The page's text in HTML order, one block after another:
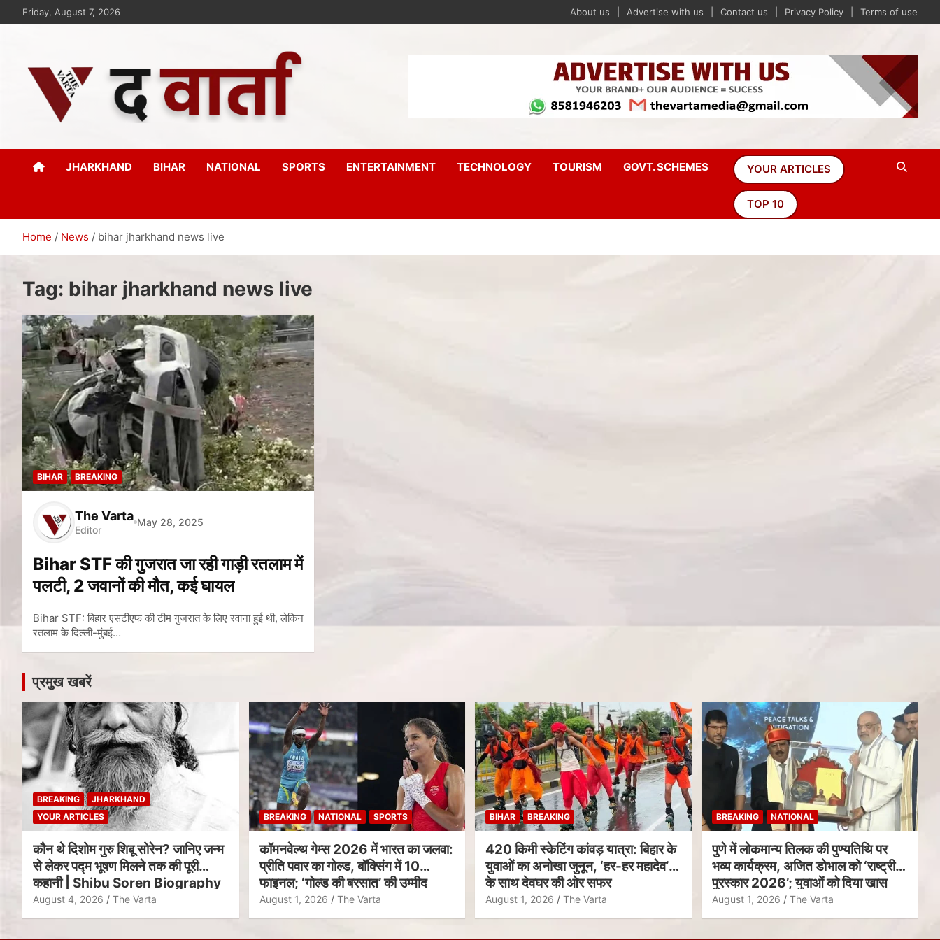
Friday, August 7, 2026 About us Advertise with us Contact us Privacy Policy Terms of use
The Varta
JHARKHAND BIHAR NATIONAL SPORTS ENTERTAINMENT TECHNOLOGY TOURISM GOVT. SCHEMES YOUR ARTICLES
TOP 10
Home News bihar jharkhand news live
Tag: bihar jharkhand news live
BIHAR BREAKING
The Varta
Editor
May 28, 2025
Bihar STF की गुजरात जा रही गाड़ी रतलाम में
पलटी, 2 जवानों की मौत, कई घायल
Bihar STF: बिहार एसटीएफ की टीम गुजरात के लिए रवाना हुई थी, लेकिन
रतलाम के दिल्ली-मुंबई…
प्रमुख खबरें
BREAKING
JHARKHAND
YOUR ARTICLES
कौन थे दिशोम गुरु शिबू सोरेन? जानिए जन्म
से लेकर पद्म भूषण मिलने तक की पूरी
कहानी | Shibu Soren Biography
August 4, 2026 The Varta
BREAKING NATIONAL SPORTS
कॉमनवेल्थ गेम्स 2026 में भारत का जलवा:
प्रीति पवार का गोल्ड, बॉक्सिंग में 10
फाइनल; ‘गोल्ड की बरसात’ की उम्मीद
August 1, 2026 The Varta
BIHAR BREAKING
420 किमी स्केटिंग कांवड़ यात्रा: बिहार के
युवाओं का अनोखा जुनून, ‘हर-हर महादेव’
के साथ देवघर की ओर सफर
August 1, 2026 The Varta
BREAKING NATIONAL
पुणे में लोकमान्य तिलक की पुण्यतिथि पर
भव्य कार्यक्रम, अजित डोभाल को ‘राष्ट्रीय
पुरस्कार 2026’; युवाओं को दिया खास
संदेश
August 1, 2026 The Varta